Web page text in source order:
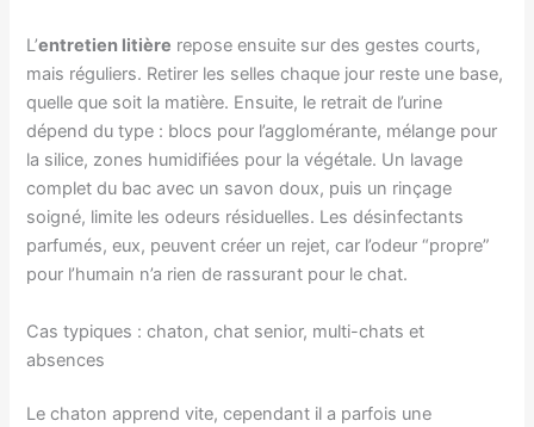
L’entretien litière repose ensuite sur des gestes courts,
mais réguliers. Retirer les selles chaque jour reste une base,
quelle que soit la matière. Ensuite, le retrait de l’urine
dépend du type : blocs pour l’agglomérante, mélange pour
la silice, zones humidifiées pour la végétale. Un lavage
complet du bac avec un savon doux, puis un rinçage
soigné, limite les odeurs résiduelles. Les désinfectants
parfumés, eux, peuvent créer un rejet, car l’odeur “propre”
pour l’humain n’a rien de rassurant pour le chat.
Cas typiques : chaton, chat senior, multi-chats et
absences
Le chaton apprend vite, cependant il a parfois une